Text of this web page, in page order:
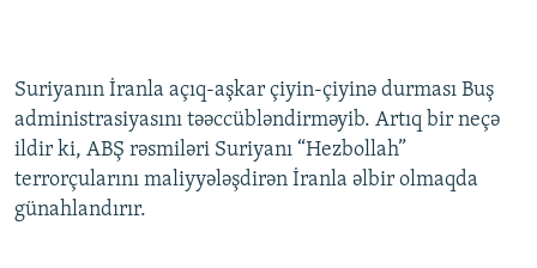
Suriyanın İranla açıq-aşkar çiyin-çiyinə durması Buş
administrasiyasını təəccübləndirməyib. Artıq bir neçə
ildir ki, ABŞ rəsmiləri Suriyanı “Hezbollah”
terrorçularını maliyyələşdirən İranla əlbir olmaqda
günahlandırır.